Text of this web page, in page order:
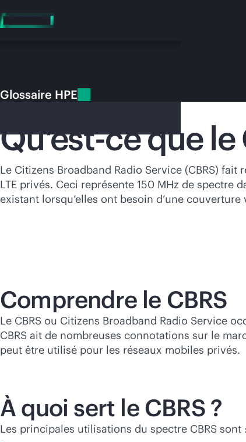
au
contenu
Glossaire HPE
Qu'est-ce que le
Le Citizens Broadband Radio Service (CBRS)
LTE privés. Ceci représente 150 MHz de spectre
existant lorsqu’elles ont besoin d’une
Comprendre le CBRS
Le CBRS ou Citizens Broadband Radio Service
CBRS ait de nombreuses connotations sur le
peut être utilisé pour les réseaux mobiles privés.
À quoi sert le CBRS ?
Les principales utilisations du spectre CBRS sont :